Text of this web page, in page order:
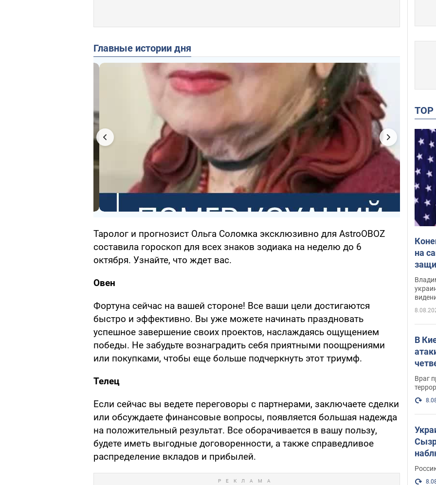
Главные истории дня
Таролог и прогнозист Ольга Соломка эксклюзивно для AstroOBOZ
составила гороскоп для всех знаков зодиака на неделю до 6
октября. Узнайте, что ждет вас.
Овен
Фортуна сейчас на вашей стороне! Все ваши цели достигаются
быстро и эффективно. Вы уже можете начинать праздновать
успешное завершение своих проектов, наслаждаясь ощущением
победы. Не забудьте вознаградить себя приятными поощрениями
или покупками, чтобы еще больше подчеркнуть этот триумф.
Телец
Если сейчас вы ведете переговоры с партнерами, заключаете сделки
или обсуждаете финансовые вопросы, появляется большая надежда
на положительный результат. Все оборачивается в вашу пользу,
будете иметь выгодные договоренности, а также справедливое
распределение вкладов и прибылей.
на
В
Враг
Фото